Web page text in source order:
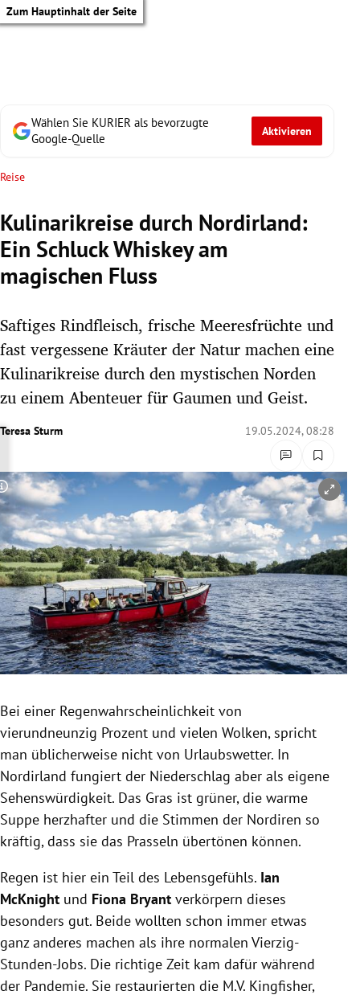
Zum Hauptinhalt der Seite
Untermenü
Untermenü
Untermenü
Untermenü
Untermenü
Untermenü
Untermenü
Wählen Sie KURIER als bevorzugte
Google-Quelle
Aktivieren
Reise
Kulinarikreise durch Nordirland:
Ein Schluck Whiskey am
magischen Fluss
Saftiges Rindfleisch, frische Meeresfrüchte und
fast vergessene Kräuter der Natur machen eine
Kulinarikreise durch den mystischen Norden
zu einem Abenteuer für Gaumen und Geist.
Teresa Sturm 19.05.2024, 08:28
Copyright-Hinweis öffnen/schließen
Bei einer Regenwahrscheinlichkeit von
vierundneunzig Prozent und vielen Wolken, spricht
man üblicherweise nicht von Urlaubswetter. In
Nordirland fungiert der Niederschlag aber als eigene
Sehenswürdigkeit. Das Gras ist grüner, die warme
Suppe herzhafter und die Stimmen der Nordiren so
kräftig, dass sie das Prasseln übertönen können.
Regen ist hier ein Teil des Lebensgefühls. Ian
McKnight und Fiona Bryant verkörpern dieses
besonders gut. Beide wollten schon immer etwas
ganz anderes machen als ihre normalen Vierzig-
Stunden-Jobs. Die richtige Zeit kam dafür während
der Pandemie. Sie restaurierten die M.V. Kingfisher,